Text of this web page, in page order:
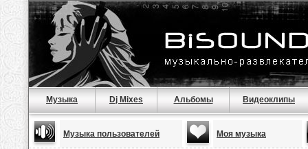
Музыка Dj Mixes Альбомы Видеоклипы
Музыка пользователей Моя музыка